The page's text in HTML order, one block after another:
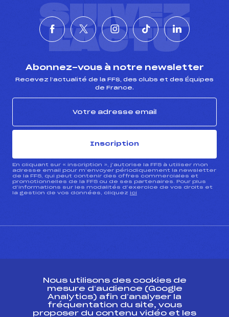
SUIVEZ
L'ACTU
Abonnez-vous à notre newsletter
Recevez l’actualité de la FFS, des clubs et des Équipes
de France.
Inscription
En cliquant sur « inscription », j’autorise la FFS à utiliser mon
adresse email pour m’envoyer périodiquement la newsletter
de la FFS, qui peut contenir des offres commerciales et
promotionnelles de la FFS ou de ses partenaires. Pour plus
d’informations sur les modalités d’exercice de vos droits et
la gestion de vos données, cliquez ici
Ressources
Nous utilisons des cookies de
mesure d’audience (Google
Analytics) afin d’analyser la
fréquentation du site, vous
proposer du contenu vidéo et les